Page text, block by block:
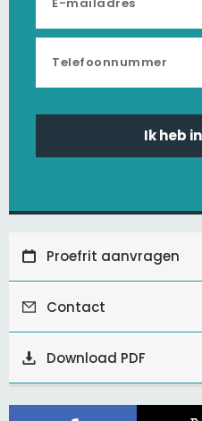
Ik heb
Proefrit aanvragen
Contact
Download PDF